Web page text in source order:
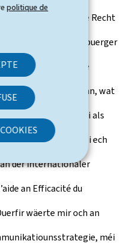
politique de
grousse Ganzen – e Recht
wat mat de Lëtzebuerger
maachen mir eise
Recht drop ze gesinn, wat
gëtt a wat derbäi als
Et ass och esou wéi ech
der internationaler
an Efficacité du
wäerte mir och an
méi